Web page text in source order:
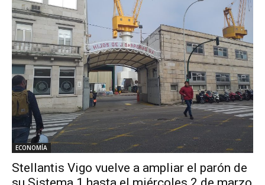
ECONOMÍA
Stellantis Vigo vuelve a ampliar el parón de